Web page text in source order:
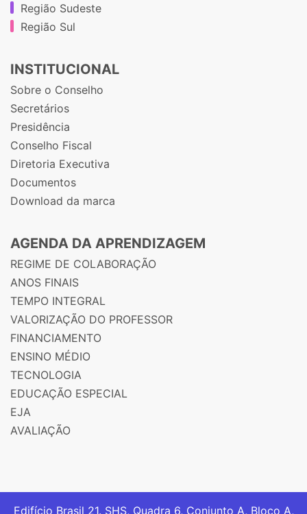
Região Sudeste
Região Sul
INSTITUCIONAL
Sobre o Conselho
Secretários
Presidência
Conselho Fiscal
Diretoria Executiva
Documentos
Download da marca
AGENDA DA APRENDIZAGEM
REGIME DE COLABORAÇÃO
ANOS FINAIS
TEMPO INTEGRAL
VALORIZAÇÃO DO PROFESSOR
FINANCIAMENTO
ENSINO MÉDIO
TECNOLOGIA
EDUCAÇÃO ESPECIAL
EJA
AVALIAÇÃO
Edifício Brasil 21. SHS, Quadra 6, Conjunto A, Bloco A,